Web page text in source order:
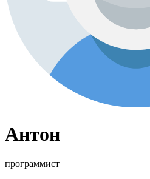
Антон
программист